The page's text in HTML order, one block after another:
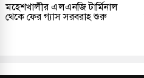
মহেশখালীর এলএনজি টার্মিনাল
থেকে ফের গ্যাস সরবরাহ শুরু